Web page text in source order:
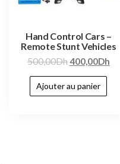
Hand Control Cars –
Remote Stunt Vehicles
500,00Dh400,00Dh
Ajouter au panier